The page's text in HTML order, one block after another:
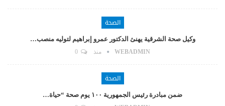
الصحة
وكيل صحة الشرقية يهنئ الدكتور عمرو إبراهيم لتوليه منصب…
WEBADMIN منذ
الصحة
ضمن مبادرة رئيس الجمهورية ١٠٠ يوم صحة “حياة…